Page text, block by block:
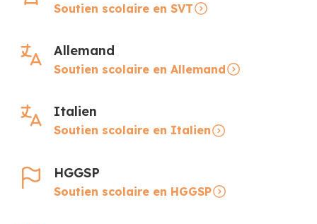
Soutien scolaire en SVT
Allemand
Soutien scolaire en Allemand
Italien
Soutien scolaire en Italien
HGGSP
Soutien scolaire en HGGSP